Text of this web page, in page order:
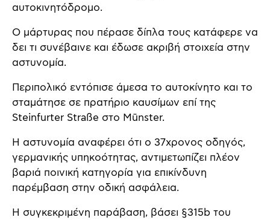
αυτοκινητόδρομο.
Ο μάρτυρας που πέρασε δίπλα τους κατάφερε να
δει τι συνέβαινε και έδωσε ακριβή στοιχεία στην
αστυνομία.
Περιπολικό εντόπισε άμεσα το αυτοκίνητο και το
σταμάτησε σε πρατήριο καυσίμων επί της
Steinfurter Straße στο Münster.
Η αστυνομία αναφέρει ότι ο 37χρονος οδηγός,
γερμανικής υπηκοότητας, αντιμετωπίζει πλέον
βαριά ποινική κατηγορία για επικίνδυνη
παρέμβαση στην οδική ασφάλεια.
Η συγκεκριμένη παράβαση, βάσει §315b του